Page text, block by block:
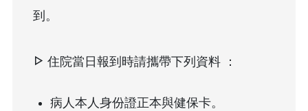
到。
住院當日報到時請攜帶下列資料 ：
病人本人身份證正本與健保卡。